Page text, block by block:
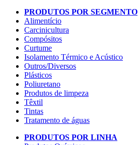
PRODUTOS POR SEGMENTO
Alimentício
Carcinicultura
Compósitos
Curtume
Isolamento Térmico e Acústico
Outros/Diversos
Plásticos
Poliuretano
Produtos de limpeza
Têxtil
Tintas
Tratamento de águas
PRODUTOS POR LINHA